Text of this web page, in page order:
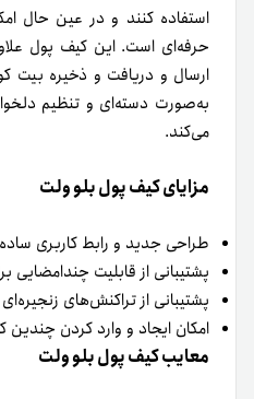
استفاده کنند و در عین حال
حرفه‌ای است. این کیف پول
ارسال و دریافت و ذخیره بیت‌
به‌صورت دسته‌ای و تنظیم
می‌کند.
مزایای کیف پول بلو ولت
طراحی جدید و رابط کاربری ساده
پشتیبانی از قابلیت چند‌امضایی
پشتیبانی از تراکنش‌های
امکان ایجاد و وارد کردن
معایب کیف پول بلو ولت